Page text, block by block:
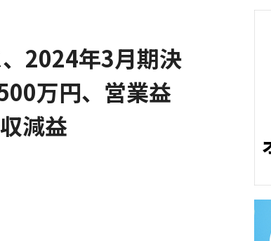
2024年3月期決
万円、営業益
減益